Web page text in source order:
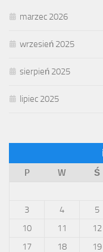
marzec 2026
wrzesień 2025
sierpień 2025
lipiec 2025
P
W Ś
3
4 5
10
11 12
17
18 19